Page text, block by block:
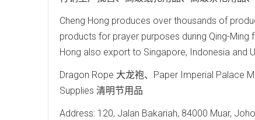
Cheng Hong produces over thousands of
products for prayer purposes during Qing-Ming
Hong also export to Singapore, Indonesia and
Dragon Rope 大龙袍、Paper Imperial Palace
Supplies 清明节用品
Address: 120, Jalan Bakariah, 84000 Muar,